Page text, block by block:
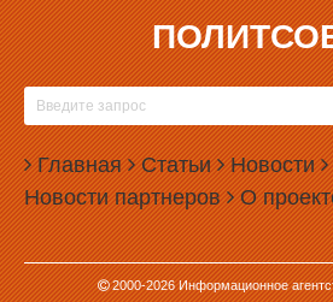
Главная Статьи Новости
Новости партнеров О
2000-2026Информационное
26.05.2011, 15:10
СОТРУДНИКИ МОСКОВСКОЙ
ИЗБИЛИ ЖУРНАЛИСТОВ
ТЕЛЕКАНАЛОВ
На журналистов федеральных
совершено жестокое нападение в
«Пятерочка» по адресу: Хорошевское